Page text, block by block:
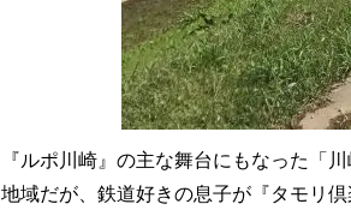
『ルポ川崎』の主な舞台にもなった「
地域だが、鉄道好きの息子が『タモリ